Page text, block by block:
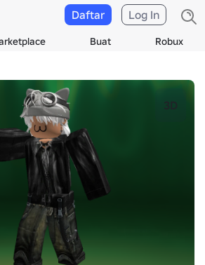
Buat Robux
Daftar Log In
3D